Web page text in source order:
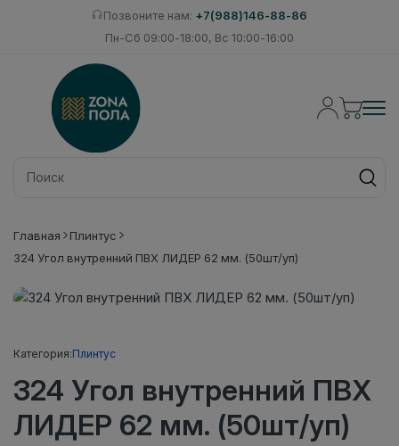
Позвоните нам: +7(988)146-88-86
Пн-Сб 09:00-18:00, Вс 10:00-16:00
Главная
Плинтус
324 Угол внутренний ПВХ ЛИДЕР 62 мм. (50шт/уп)
Категория:Плинтус
324 Угол внутренний ПВХ
ЛИДЕР 62 мм. (50шт/уп)